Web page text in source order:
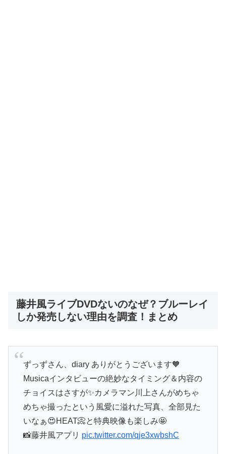
藤井風ライブDVDないのなぜ？ブルーレイ
しか発売しない理由を調査！まとめ
ずっずさん、diary ありがとうございます🧡
Musicaインタビューの絶妙なタイミング＆内容の
チョイスはさすが✨カメラマン川上さんがめちゃ
めちゃ撮ったという風愛に溢れた写真、全部見た
いなぁ😍HEAT📀と特典映像も楽しみ🤩
📸藤井風アプリ pic.twitter.com/qje3xwbshC